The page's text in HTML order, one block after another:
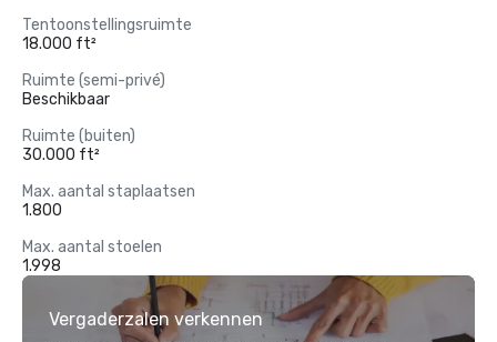
Tentoonstellingsruimte
18.000 ft²
Ruimte (semi-privé)
Beschikbaar
Ruimte (buiten)
30.000 ft²
Max. aantal staplaatsen
1.800
Max. aantal stoelen
1.998
Vergaderzalen verkennen